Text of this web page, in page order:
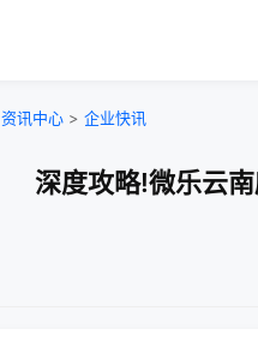
资讯中心 > 企业快讯
深度攻略!微乐云